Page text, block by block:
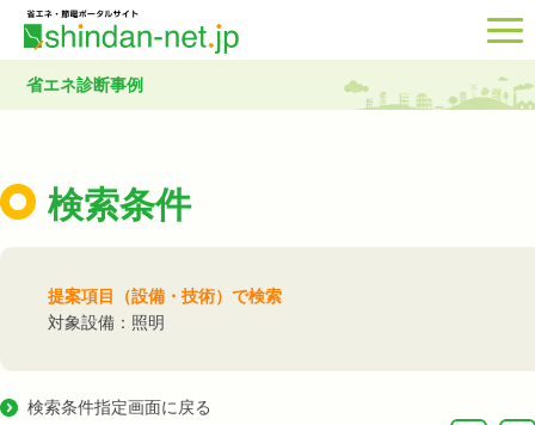
省エネ診断事例
検索条件
提案項目（設備・技術）で検索
対象設備：照明
検索条件指定画面に戻る